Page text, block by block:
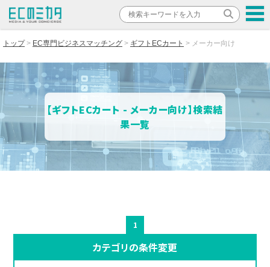
トップ EC専門ビジネスマッチング ギフトECカート メーカー向け
【ギフトECカート - メーカー向け】検索結
果一覧
1
カテゴリの条件変更